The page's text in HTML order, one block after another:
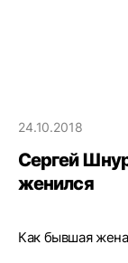
24.10.2018
Сергей
женился
Как бывшая